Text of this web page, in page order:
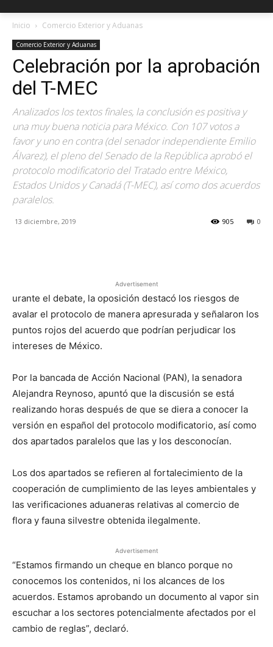
Inicio Comercio Exterior y Aduanas
Comercio Exterior y Aduanas
Celebración por la aprobación
del T-MEC
Analizados los textos finales, la conclusión es positiva y
una muy buena noticia para México. Con 107 votos a
favor y uno en contra (del senador independiente Emilio
Álvarez), el pleno del Senado de la República aprobó el
protocolo modificatorio del Tratado entre México,
Estados Unidos y Canadá (T-MEC), así como dos acuerdos
paralelos.
13 diciembre, 2019 0
905
Advertisement
urante el debate, la oposición destacó los riesgos de
avalar el protocolo de manera apresurada y señalaron los
puntos rojos del acuerdo que podrían perjudicar los
intereses de México.
Por la bancada de Acción Nacional (PAN), la senadora
Alejandra Reynoso, apuntó que la discusión se está
realizando horas después de que se diera a conocer la
versión en español del protocolo modificatorio, así como
dos apartados paralelos que las y los desconocían.
Los dos apartados se refieren al fortalecimiento de la
cooperación de cumplimiento de las leyes ambientales y
las verificaciones aduaneras relativas al comercio de
flora y fauna silvestre obtenida ilegalmente.
Advertisement
“Estamos firmando un cheque en blanco porque no
conocemos los contenidos, ni los alcances de los
acuerdos. Estamos aprobando un documento al vapor sin
escuchar a los sectores potencialmente afectados por el
cambio de reglas”, declaró.